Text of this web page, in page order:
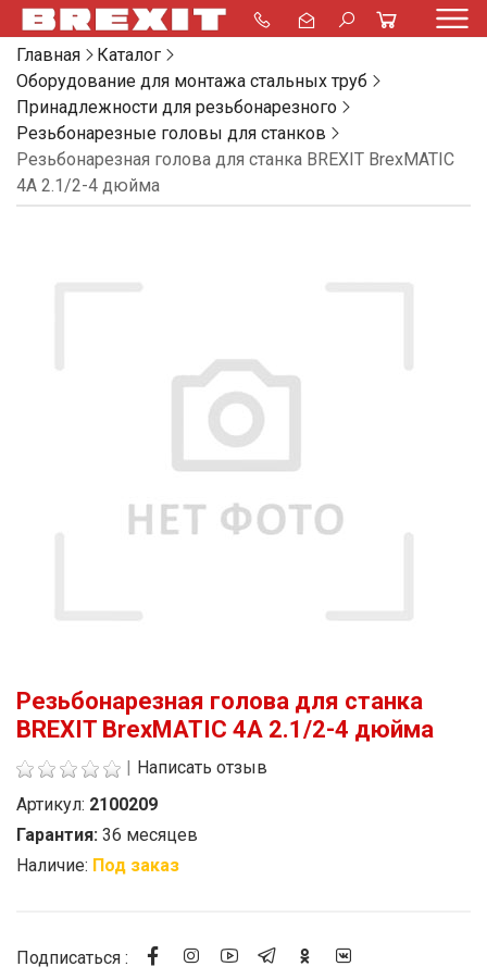
Главная
Каталог
Оборудование для монтажа стальных труб
Принадлежности для резьбонарезного
Резьбонарезные головы для станков
Резьбонарезная голова для станка BREXIT BrexMATIC
4A 2.1/2-4 дюйма
Резьбонарезная голова для станка
BREXIT BrexMATIC 4A 2.1/2-4 дюйма
| Написать отзыв
Артикул: 2100209
Гарантия: 36 месяцев
Наличие: Под заказ
Подписаться :